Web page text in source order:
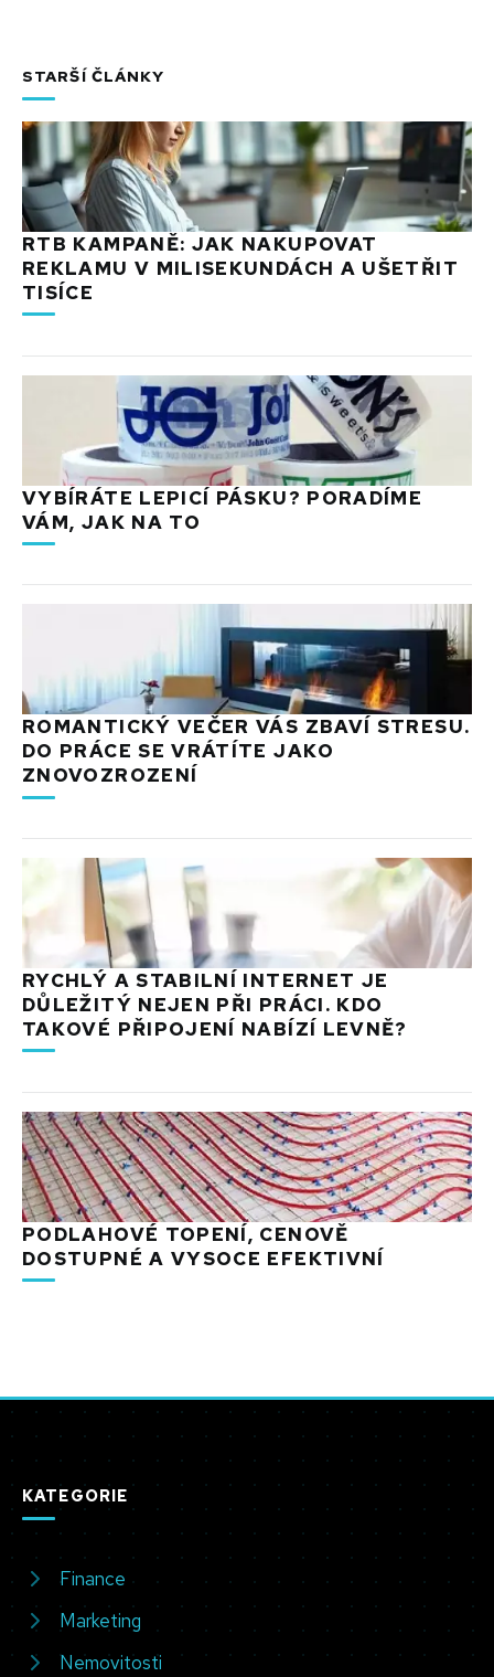
STARŠÍ ČLÁNKY
RTB KAMPANĚ: JAK NAKUPOVAT
REKLAMU V MILISEKUNDÁCH A UŠETŘIT
TISÍCE
VYBÍRÁTE LEPICÍ PÁSKU? PORADÍME
VÁM, JAK NA TO
ROMANTICKÝ VEČER VÁS ZBAVÍ STRESU.
DO PRÁCE SE VRÁTÍTE JAKO
ZNOVOZROZENÍ
RYCHLÝ A STABILNÍ INTERNET JE
DŮLEŽITÝ NEJEN PŘI PRÁCI. KDO
TAKOVÉ PŘIPOJENÍ NABÍZÍ LEVNĚ?
PODLAHOVÉ TOPENÍ, CENOVĚ
DOSTUPNÉ A VYSOCE EFEKTIVNÍ
KATEGORIE
Finance
Marketing
Nemovitosti